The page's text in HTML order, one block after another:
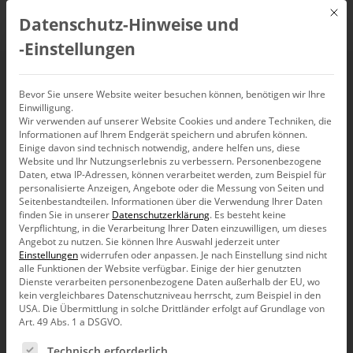
Zwischensummen
Produkt
Mit
Datenschutz-Hinweise und
‑Einstellungen
Bevor Sie unsere Website weiter besuchen können, benötigen wir Ihre
Einwilligung.
Wir verwenden auf unserer Website Cookies und andere Techniken, die
Informationen auf Ihrem Endgerät speichern und abrufen können.
Einige davon sind technisch notwendig, andere helfen uns, diese
Website und Ihr Nutzungserlebnis zu verbessern. Personenbezogene
Daten, etwa IP-Adressen, können verarbeitet werden, zum Beispiel für
personalisierte Anzeigen, Angebote oder die Messung von Seiten und
Seitenbestandteilen. Informationen über die Verwendung Ihrer Daten
finden Sie in unserer Datenschutzerklärung. Es besteht keine
Verpflichtung, in die Verarbeitung Ihrer Daten einzuwilligen, um dieses
Angebot zu nutzen.Sie können Ihre Auswahl jederzeit unter
Einstellungenwiderrufen oder anpassen. Je nach Einstellung sind nicht
alle Funktionen der Website verfügbar. Einige der hier genutzten
Dienste verarbeiten personenbezogene Daten außerhalb der EU, wo
kein vergleichbares Datenschutzniveau herrscht, zum Beispiel in den
USA. Die Übermittlung in solche Drittländer erfolgt auf Grundlage von
Art. 49 Abs. 1 a DSGVO.
Es folgt eine Liste der Service-Gruppen, für die eine